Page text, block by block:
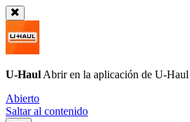
U-Haul Abrir en la aplicación de U-Haul
Abierto
Saltar al contenido